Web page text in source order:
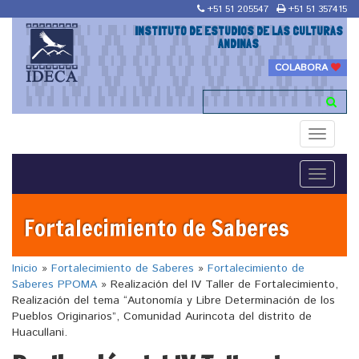
+51 51 205547 +51 51 357415
INSTITUTO DE ESTUDIOS DE LAS CULTURAS
ANDINAS
COLABORA
Toggle
Toggle
Fortalecimiento de Saberes
Inicio » Fortalecimiento de Saberes » Fortalecimiento de
Saberes PPOMA » Realización del IV Taller de Fortalecimiento,
Realización del tema “Autonomía y Libre Determinación de los
Pueblos Originarios”, Comunidad Aurincota del distrito de
Huacullani.